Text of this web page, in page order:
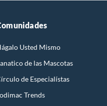
Usted Mismo
de las Mascotas
de Especialístas
Trends